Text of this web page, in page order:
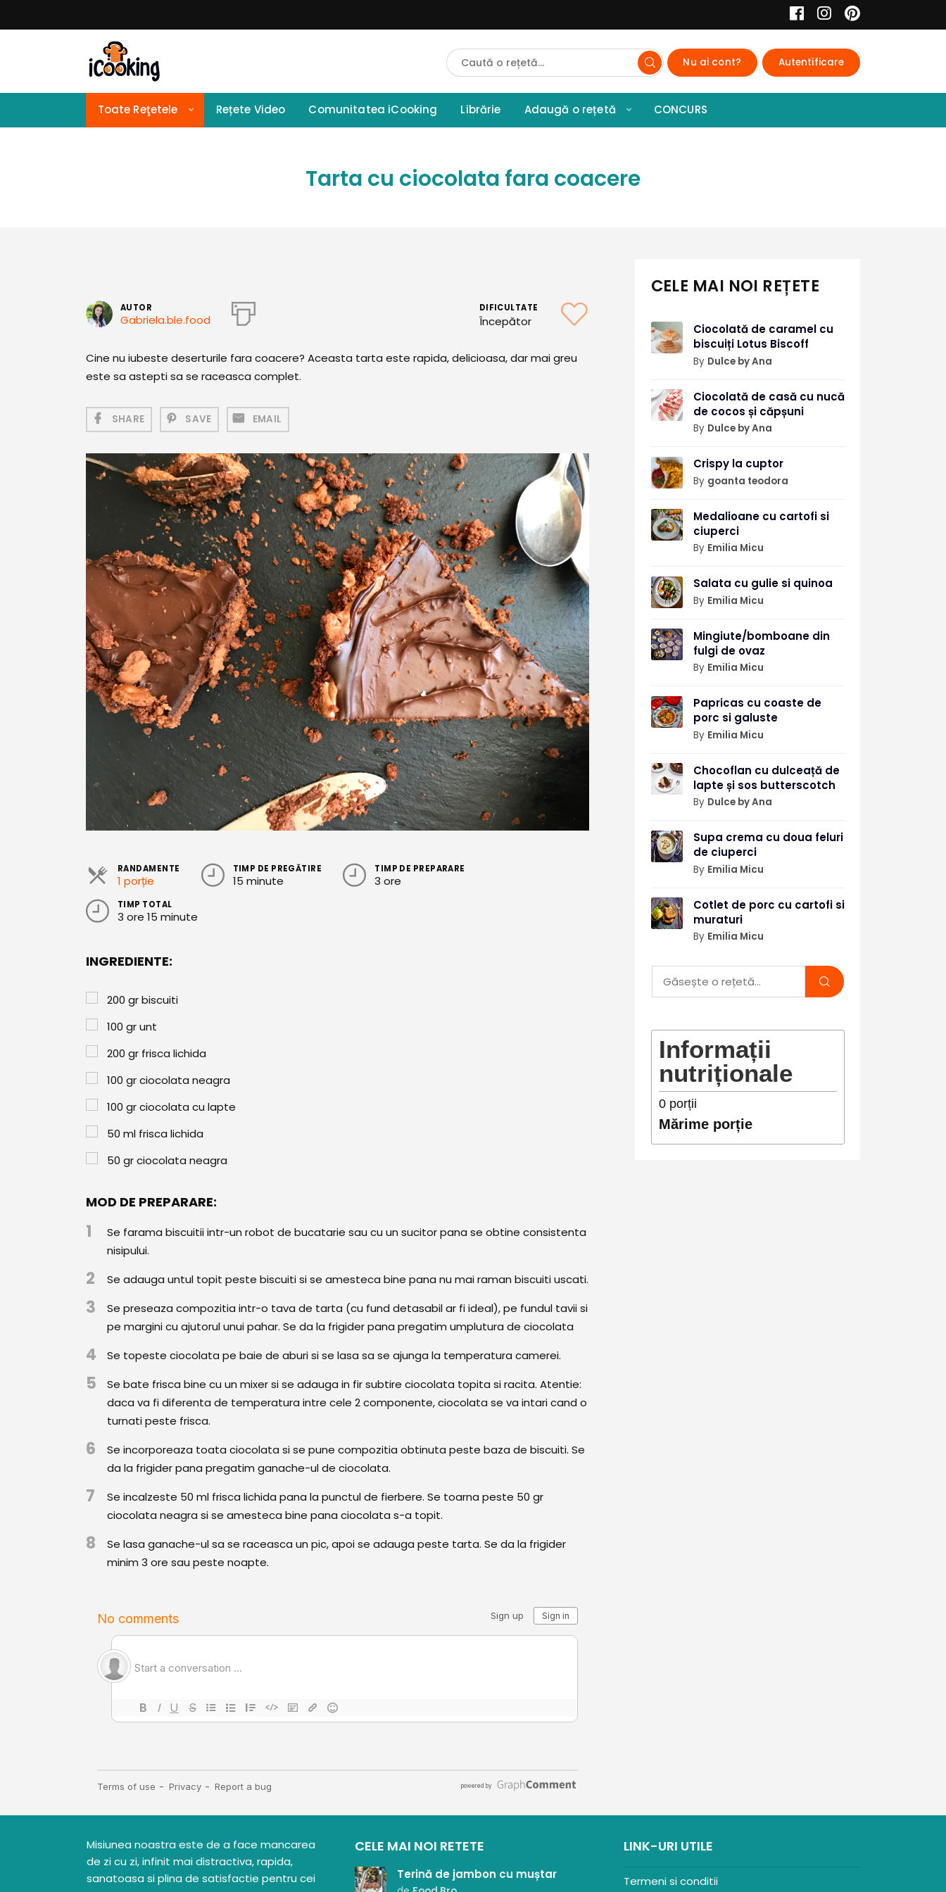
Cauta
Retete
Nu ai cont? Autentificare
Toate Reţetele Rețete Video Comunitatea iCooking Librărie Adaugă o rețetă CONCURS
Tarta cu ciocolata fara coacere
AUTOR
Gabriela.ble.food
DIFICULTATE
Începător
Cine nu iubeste deserturile fara coacere? Aceasta tarta este rapida, delicioasa, dar mai greu
este sa astepti sa se raceasca complet.
SHARE SAVE EMAIL
RANDAMENTE
1 porție
TIMP DE PREGĂTIRE
15 minute
TIMP DE PREPARARE
3 ore
TIMP TOTAL
3 ore 15 minute
INGREDIENTE:
200 grbiscuiti
100 grunt
200 gr frisca lichida
100 grciocolata neagra
100 grciocolata cu lapte
50 ml frisca lichida
50 grciocolata neagra
MOD DE PREPARARE:
1
Se farama biscuitii intr-un robot de bucatarie sau cu un sucitor pana se obtine consistenta
nisipului.
2 Se adauga untul topit peste biscuiti si se amesteca bine pana nu mai raman biscuiti uscati.
3
Se preseaza compozitia intr-o tava de tarta (cu fund detasabil ar fi ideal), pe fundul tavii si
pe margini cu ajutorul unui pahar. Se da la frigider pana pregatim umplutura de ciocolata
4 Se topeste ciocolata pe baie de aburi si se lasa sa se ajunga la temperatura camerei.
5
Se bate frisca bine cu un mixer si se adauga in fir subtire ciocolata topita si racita. Atentie:
daca va fi diferenta de temperatura intre cele 2 componente, ciocolata se va intari cand o
turnati peste frisca.
6
Se incorporeaza toata ciocolata si se pune compozitia obtinuta peste baza de biscuiti. Se
da la frigider pana pregatim ganache-ul de ciocolata.
7
Se incalzeste 50 ml frisca lichida pana la punctul de fierbere. Se toarna peste 50 gr
ciocolata neagra si se amesteca bine pana ciocolata s-a topit.
8
Se lasa ganache-ul sa se raceasca un pic, apoi se adauga peste tarta. Se da la frigider
minim 3 ore sau peste noapte.
CELE MAI NOI REȚETE
Ciocolată de caramel cu
biscuiți Lotus Biscoff
By Dulce by Ana
Ciocolată de casă cu nucă
de cocos și căpșuni
By Dulce by Ana
Crispy la cuptor
By goanta teodora
Medalioane cu cartofi si
ciuperci
By Emilia Micu
Salata cu gulie si quinoa
By Emilia Micu
Mingiute/bomboane din
fulgi de ovaz
By Emilia Micu
Papricas cu coaste de
porc si galuste
By Emilia Micu
Chocoflan cu dulceață de
lapte și sos butterscotch
By Dulce by Ana
Supa crema cu doua feluri
de ciuperci
By Emilia Micu
Cotlet de porc cu cartofi si
muraturi
By Emilia Micu
Informații
nutriționale
0porții
Mărime porție
Misiunea noastra este de a face mancarea
de zi cu zi, infinit mai distractiva, rapida,
sanatoasa si plina de satisfactie pentru cei
CELE MAI NOI RETETE
Terină de jambon cu muștar
LINK-URI UTILE
Termeni si conditii